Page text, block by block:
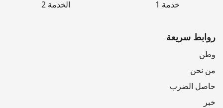
خدمة 1 الخدمة 2
روابط سريعة
وطن
من نحن
حاصل الضرب
خبر